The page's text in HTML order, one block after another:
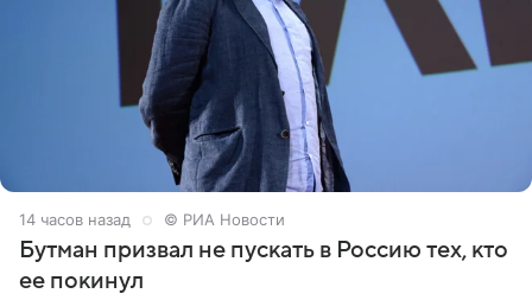
14 часов назад © РИА Новости
Бутман призвал не пускать в Россию тех, кто
ее покинул